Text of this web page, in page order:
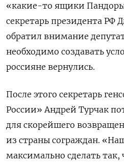
«какие-то ящики
секретарь президента РФ
обратил внимание
необходимо создавать
россияне вернулись.
После этого секретарь
России» Андрей Турчак
для скорейшего
из страны сограждан.
максимально сделать так,